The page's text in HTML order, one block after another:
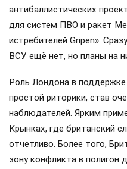
антибаллистических
для систем ПВО и ракет
истребителей Gripen».
ВСУ ещё нет, но планы на
Роль Лондона в
простой риторики, став
наблюдателей. Ярким
Крынках, где британский
отчетливо. Более того,
зону конфликта в полигон